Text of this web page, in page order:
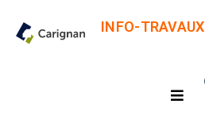
INFO-TRAVAUX